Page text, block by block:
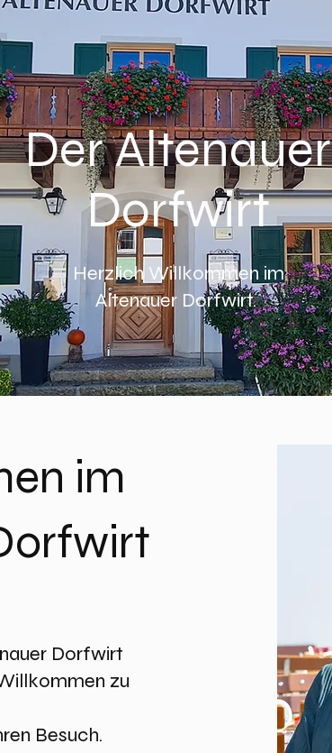
So lebt sich's gut
Der Altenauer
Dorfwirt
Herzlich Willkommen im
Altenauer Dorfwirt.
im
Dorfwirt
zu
Besuch.